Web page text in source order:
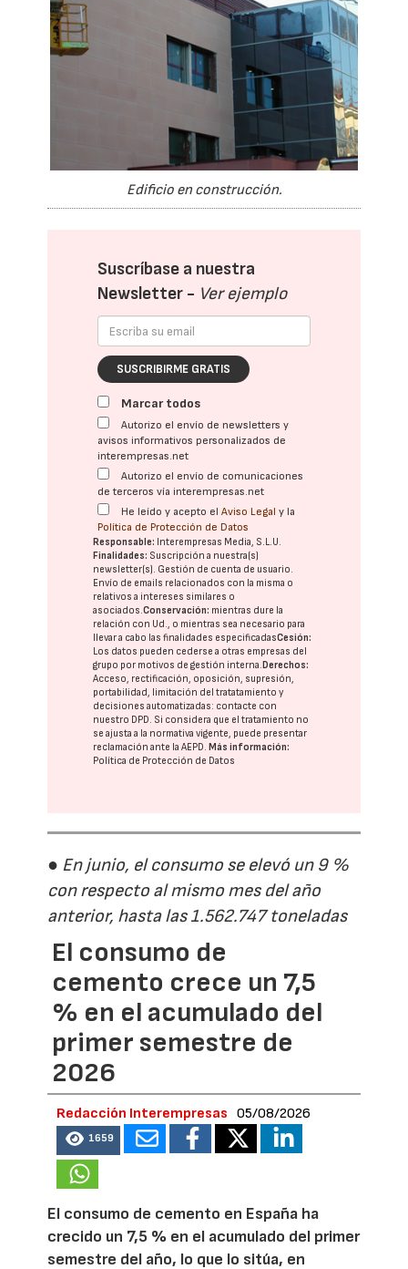
Edificio en construcción.
Suscríbase a nuestra
Newsletter - Ver ejemplo
SUSCRIBIRME GRATIS
Marcar todos
Autorizo el envío de newsletters y
avisos informativos personalizados de
interempresas.net
Autorizo el envío de comunicaciones
de terceros vía interempresas.net
He leído y acepto elAviso Legal y la
Política de Protección de Datos
Responsable: Interempresas Media, S.L.U.
Finalidades: Suscripción a nuestra(s)
newsletter(s). Gestión de cuenta de usuario.
Envío de emails relacionados con la misma o
relativos a intereses similares o
asociados.Conservación: mientras dure la
relación con Ud., o mientras sea necesario para
llevar a cabo las finalidades especificadasCesión:
Los datos pueden cederse a otras empresas del
grupo por motivos de gestión interna. Derechos:
Acceso, rectificación, oposición, supresión,
portabilidad, limitación del tratatamiento y
decisiones automatizadas: contacte con
nuestro DPD. Si considera que el tratamiento no
se ajusta a la normativa vigente, puede presentar
reclamación ante laAEPD. Más información:
Política de Protección de Datos
● En junio, el consumo se elevó un 9 %
con respecto al mismo mes del año
anterior, hasta las 1.562.747 toneladas
El consumo de
cemento crece un 7,5
% en el acumulado del
primer semestre de
2026
Redacción Interempresas 05/08/2026
1659
El consumo de cemento en España ha
crecido un 7,5 % en el acumulado del primer
semestre del año, lo que lo sitúa, en